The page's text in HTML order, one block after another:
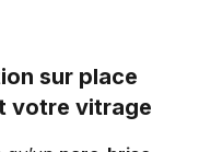
sur place
votre vitrage